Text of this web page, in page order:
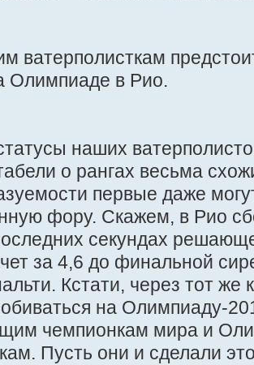
ватерполисткам
Олимпиаде в Рио.
наших
о рангах весьма
первые даже
фору. Скажем, в Рио
секундах
за 4,6 до финальной
Кстати, через тот
на Олимпиаду-
чемпионкам мира и
Пусть они и сделали